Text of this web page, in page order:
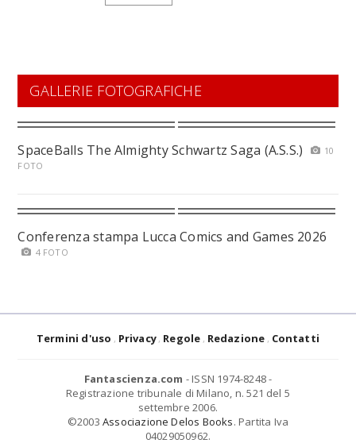
GALLERIE FOTOGRAFICHE
SpaceBalls The Almighty Schwartz Saga (A.S.S.)
10
FOTO
Conferenza stampa Lucca Comics and Games 2026
4 FOTO
Termini d'uso Privacy Regole Redazione Contatti
Fantascienza.com - ISSN 1974-8248 -
Registrazione tribunale di Milano, n. 521 del 5
settembre 2006.
©2003 Associazione Delos Books. Partita Iva
04029050962.